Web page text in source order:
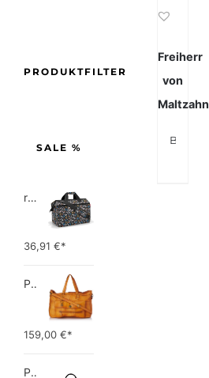
Freiherr
von
Maltzahn
PRODUKTFILTER
SALE %
reisenthel allrounder L pocket  Vielseitige Doktortasche für Reise, Arbeit und Freizeit  Mit praktischer Trolley…
36,91 €*
PIECES TOTALLY ROYAL LEATHER TRAVEL BAG 17055349 Damen Umhängetaschen ,1 Groesse (51 x 33 x 14,5 cm)
159,00 €*
Picard Unisex-Erwachsene Buddy Gepäck- Handgepäck